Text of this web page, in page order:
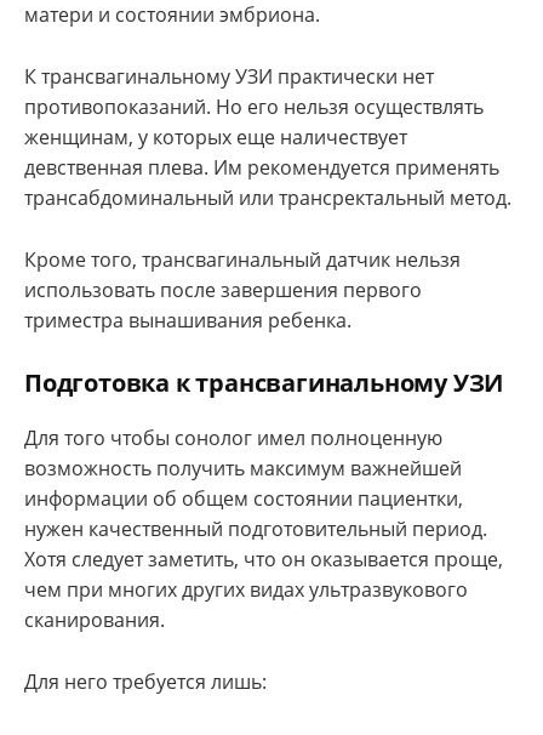
матери и состоянии эмбриона.
К трансвагинальному УЗИ практически нет
противопоказаний. Но его нельзя осуществлять
женщинам, у которых еще наличествует
девственная плева. Им рекомендуется применять
трансабдоминальный или трансректальный метод.
Кроме того, трансвагинальный датчик нельзя
использовать после завершения первого
триместра вынашивания ребенка.
Подготовка к трансвагинальному УЗИ
Для того чтобы сонолог имел полноценную
возможность получить максимум важнейшей
информации об общем состоянии пациентки,
нужен качественный подготовительный период.
Хотя следует заметить, что он оказывается проще,
чем при многих других видах ультразвукового
сканирования.
Для него требуется лишь: